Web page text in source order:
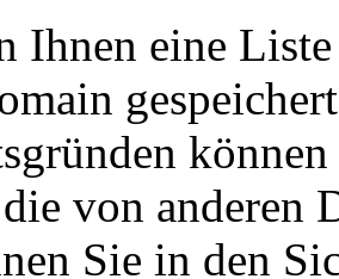
Ihnen eine
von anderen
Sie in den